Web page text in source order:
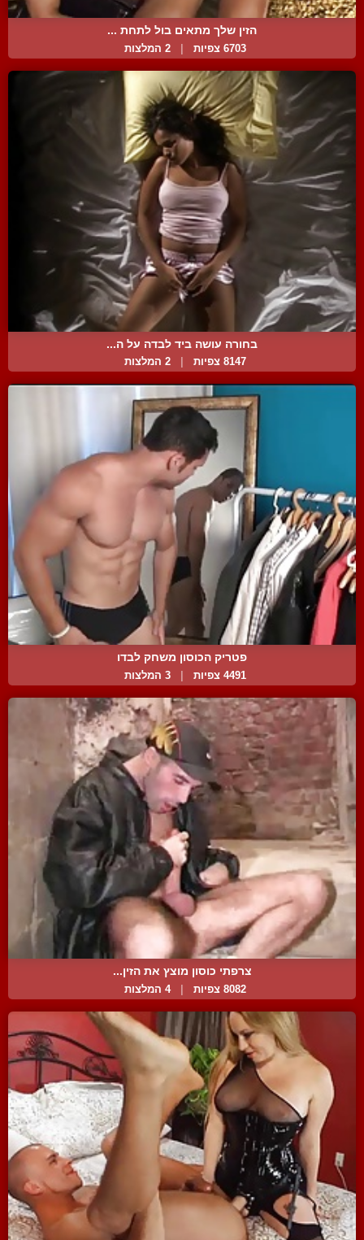
הזין שלך מתאים בול לתחת ...
6703 צפיות | 2 המלצות
בחורה עושה ביד לבדה על ה...
8147 צפיות 2 המלצות
פטריק הכוסון משחק לבדו
4491 צפיות 3 המלצות
צרפתי כוסון מוצץ את הזין...
8082 צפיות | 4 המלצות